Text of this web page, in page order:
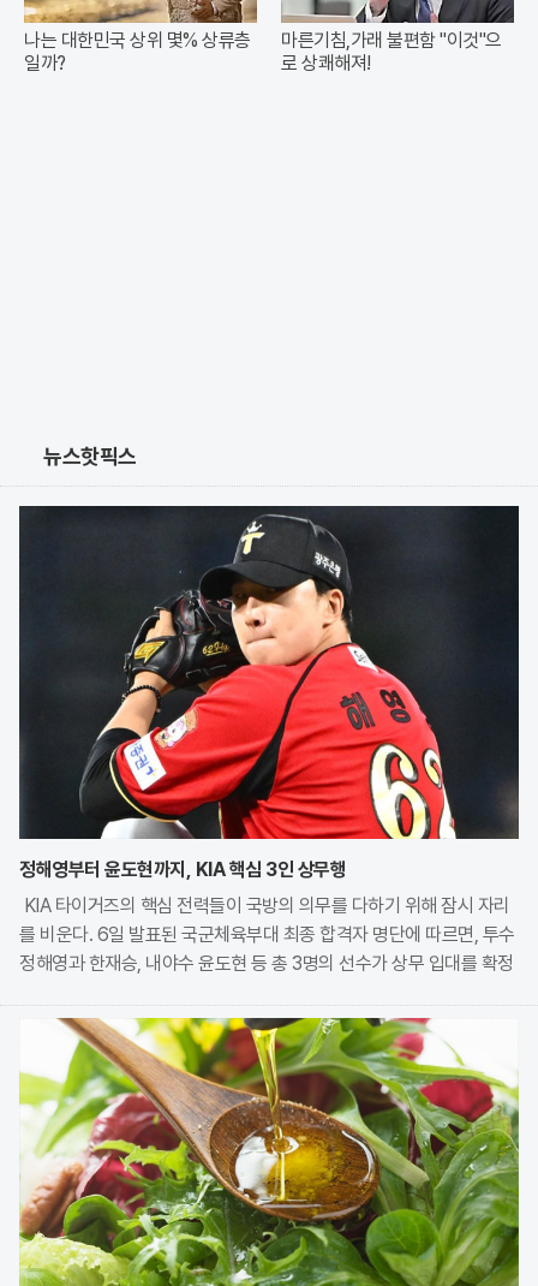
나는 대한민국 상위 몇% 상류층
일까?
마른기침,가래 불편함 "이것"으
로 상쾌해져!
뉴스핫픽스
정해영부터 윤도현까지, KIA 핵심 3인 상무행
KIA 타이거즈의 핵심 전력들이 국방의 의무를 다하기 위해 잠시 자리
를 비운다. 6일 발표된 국군체육부대 최종 합격자 명단에 따르면, 투수
정해영과 한재승, 내야수 윤도현 등 총 3명의 선수가 상무 입대를 확정
을 보였으나, 최종적으로 구단과